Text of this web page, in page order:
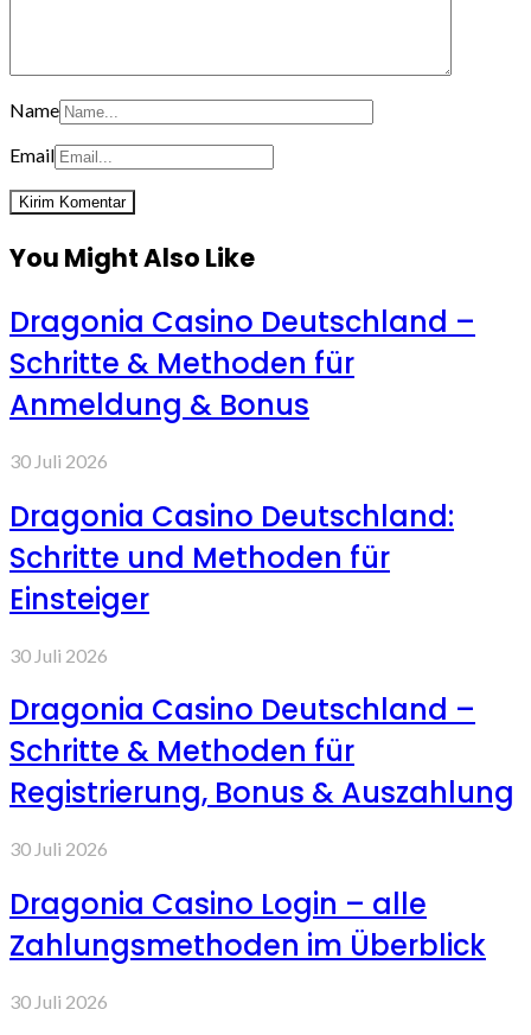
Name
Email
You Might Also Like
Dragonia Casino Deutschland –
Schritte & Methoden für
Anmeldung & Bonus
30 Juli 2026
Dragonia Casino Deutschland:
Schritte und Methoden für
Einsteiger
30 Juli 2026
Dragonia Casino Deutschland –
Schritte & Methoden für
Registrierung, Bonus & Auszahlung
30 Juli 2026
Dragonia Casino Login – alle
Zahlungsmethoden im Überblick
30 Juli 2026